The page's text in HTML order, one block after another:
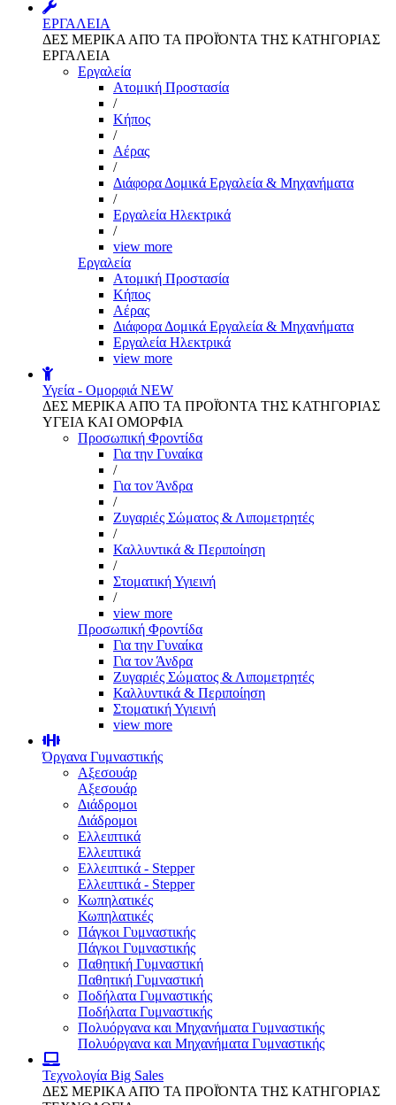
ΕΡΓΑΛΕΙΑ
ΔΕΣ ΜΕΡΙΚΑ ΑΠΌ ΤΑ ΠΡΟΪΌΝΤΑ ΤΗΣ ΚΑΤΗΓΟΡΙΑΣ
ΕΡΓΑΛΕΙΑ
Εργαλεία
Aτομική Προστασία
/
Kήπος
/
Αέρας
/
Διάφορα Δομικά Εργαλεία & Μηχανήματα
/
Εργαλεία Ηλεκτρικά
/
view more
Εργαλεία
Aτομική Προστασία
Kήπος
Αέρας
Διάφορα Δομικά Εργαλεία & Μηχανήματα
Εργαλεία Ηλεκτρικά
view more
Υγεία - Ομορφιά NEW
ΔΕΣ ΜΕΡΙΚΑ ΑΠΌ ΤΑ ΠΡΟΪΌΝΤΑ ΤΗΣ ΚΑΤΗΓΟΡΙΑΣ
ΥΓΕΙΑ ΚΑΙ ΟΜΟΡΦΙΑ
Προσωπική Φροντίδα
Για την Γυναίκα
/
Για τον Άνδρα
/
Ζυγαριές Σώματος & Λιπομετρητές
/
Καλλυντικά & Περιποίηση
/
Στοματική Υγιεινή
/
view more
Προσωπική Φροντίδα
Για την Γυναίκα
Για τον Άνδρα
Ζυγαριές Σώματος & Λιπομετρητές
Καλλυντικά & Περιποίηση
Στοματική Υγιεινή
view more
Όργανα Γυμναστικής
Αξεσουάρ
Αξεσουάρ
Διάδρομοι
Διάδρομοι
Ελλειπτικά
Ελλειπτικά
Ελλειπτικά - Stepper
Ελλειπτικά - Stepper
Κωπηλατικές
Κωπηλατικές
Πάγκοι Γυμναστικής
Πάγκοι Γυμναστικής
Παθητική Γυμναστική
Παθητική Γυμναστική
Ποδήλατα Γυμναστικής
Ποδήλατα Γυμναστικής
Πολυόργανα και Μηχανήματα Γυμναστικής
Πολυόργανα και Μηχανήματα Γυμναστικής
Τεχνολογία Big Sales
ΔΕΣ ΜΕΡΙΚΑ ΑΠΌ ΤΑ ΠΡΟΪΌΝΤΑ ΤΗΣ ΚΑΤΗΓΟΡΙΑΣ